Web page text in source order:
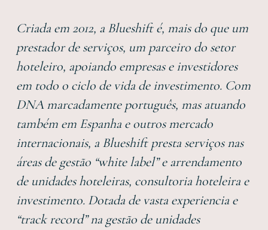
Criada em 2012, a Blueshift é, mais do que um
prestador de serviços, um parceiro do setor
hoteleiro, apoiando empresas e investidores
em todo o ciclo de vida de investimento. Com
DNA marcadamente português, mas atuando
também em Espanha e outros mercado
internacionais, a Blueshift presta serviços nas
áreas de gestão “white label” e arrendamento
de unidades hoteleiras, consultoria hoteleira e
investimento. Dotada de vasta experiencia e
“track record” na gestão de unidades